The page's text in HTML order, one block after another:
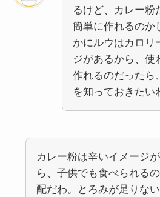
るけど、カレー粉
簡単に作れるのか
かにルウはカロリ
ジがあるから、使
作れるのだったら
を知っておきたい
カレー粉は辛いイメージ
ら、子供でも食べられる
配だわ。とろみが足りな